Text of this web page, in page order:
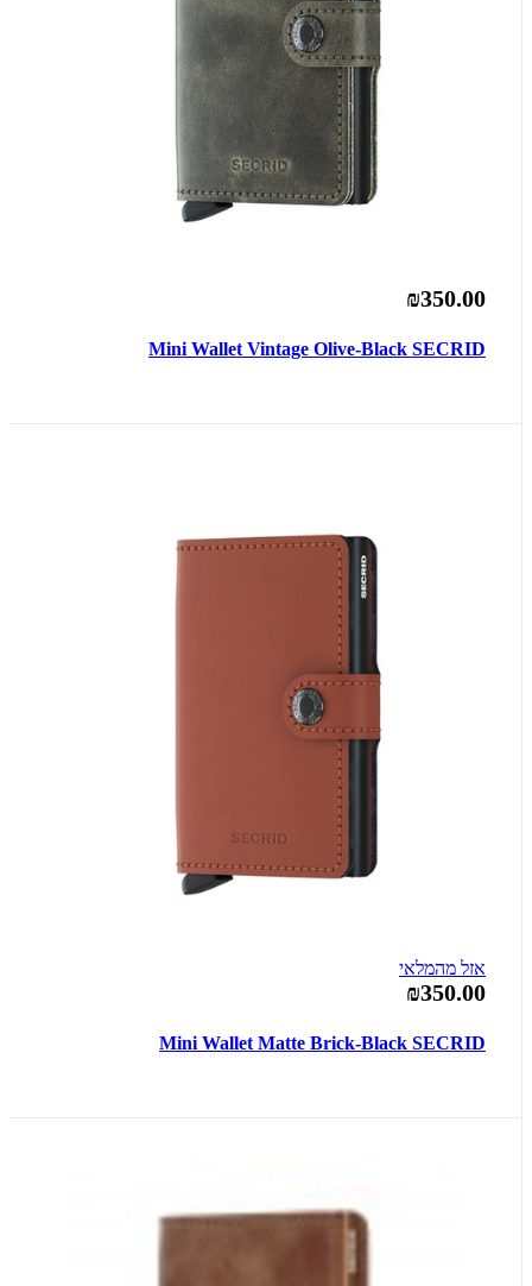
₪350.00
Mini Wallet Vintage Olive-Black SECRID
אזל מהמלאי
₪350.00
Mini Wallet Matte Brick-Black SECRID